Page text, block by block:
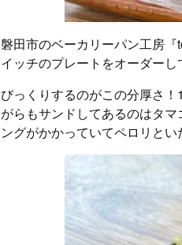
磐田市のベーカリーパン工房
イッチのプレートをオーダーし
びっくりするのがこの分厚さ
がらもサンドしてあるのはタ
ングがかかっていてペロリとい